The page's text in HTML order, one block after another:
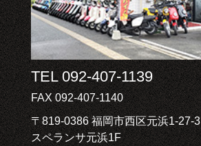
TEL 092-407-1139
FAX 092-407-1140
〒819-0386 福岡市西区元浜1-27-3
スペランサ元浜1F